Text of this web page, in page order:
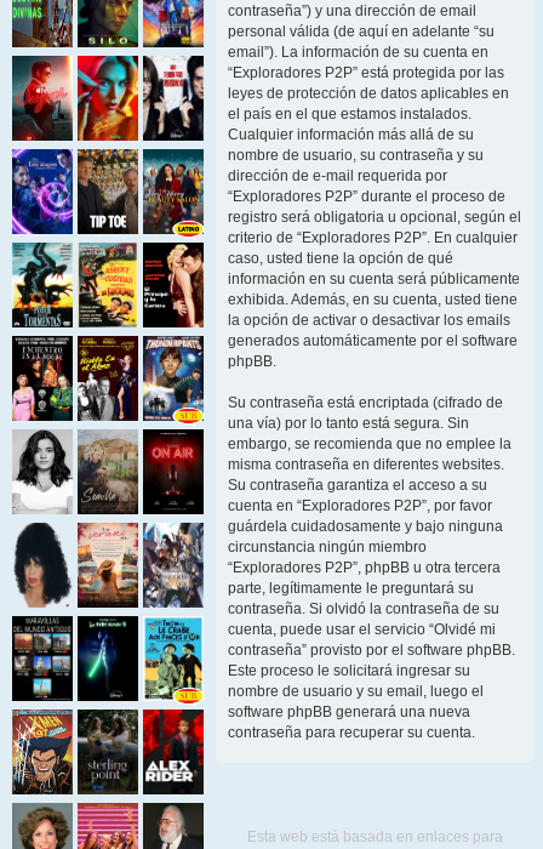
contraseña”) y una dirección de email
personal válida (de aquí en adelante “su
email”). La información de su cuenta en
“Exploradores P2P” está protegida por las
leyes de protección de datos aplicables en
el país en el que estamos instalados.
Cualquier información más allá de su
nombre de usuario, su contraseña y su
dirección de e-mail requerida por
“Exploradores P2P” durante el proceso de
registro será obligatoria u opcional, según el
criterio de “Exploradores P2P”. En cualquier
caso, usted tiene la opción de qué
información en su cuenta será públicamente
exhibida. Además, en su cuenta, usted tiene
la opción de activar o desactivar los emails
generados automáticamente por el software
phpBB.
Su contraseña está encriptada (cifrado de
una vía) por lo tanto está segura. Sin
embargo, se recomienda que no emplee la
misma contraseña en diferentes websites.
Su contraseña garantiza el acceso a su
cuenta en “Exploradores P2P”, por favor
guárdela cuidadosamente y bajo ninguna
circunstancia ningún miembro
“Exploradores P2P”, phpBB u otra tercera
parte, legítimamente le preguntará su
contraseña. Si olvidó la contraseña de su
cuenta, puede usar el servicio “Olvidé mi
contraseña” provisto por el software phpBB.
Este proceso le solicitará ingresar su
nombre de usuario y su email, luego el
software phpBB generará una nueva
contraseña para recuperar su cuenta.
Esta web está basada en enlaces para